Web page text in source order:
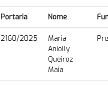
Portaria Nome
2160/2025
Maria
Aniolly
Queiroz
Maia